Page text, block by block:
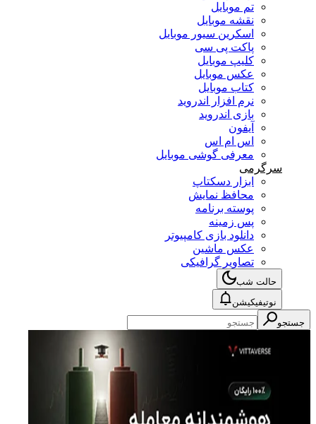
تم موبایل
نقشه موبایل
اسکرین سیور موبایل
پاکت پی سی
کلیپ موبایل
عکس موبایل
کتاب موبایل
نرم افزار اندروید
بازی اندروید
آیفون
اس ام اس
معرفی گوشی موبایل
سرگرمی
ابزار دسکتاپ
محافظ نمایش
پوسته برنامه
پس زمینه
دانلود بازی کامپیوتر
عکس ماشین
تصاویر گرافیکی
حالت شب
نوتیفیکیشن
جستجو